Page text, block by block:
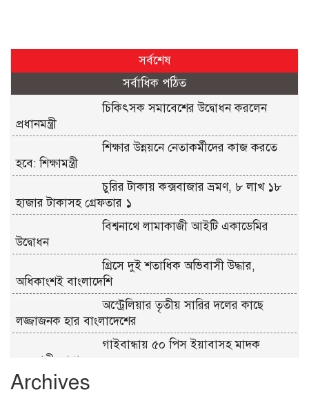
সর্বশেষ
সর্বাধিক পঠিত
চিকিৎসক সমাবেশের উদ্বোধন করলেন
প্রধানমন্ত্রী
শিক্ষার উন্নয়নে নেতাকর্মীদের কাজ করতে
হবে: শিক্ষামন্ত্রী
চুরির টাকায় কক্সবাজার ভ্রমণ, ৮ লাখ ১৮
হাজার টাকাসহ গ্রেফতার ১
বিশ্বনাথে লামাকাজী আইটি একাডেমির
উদ্বোধন
গ্রিসে দুই শতাধিক অভিবাসী উদ্ধার,
অধিকাংশই বাংলাদেশি
অস্ট্রেলিয়ার তৃতীয় সারির দলের কাছে
লজ্জাজনক হার বাংলাদেশের
গাইবান্ধায় ৫০ পিস ইয়াবাসহ মাদক
ব্যবসায়ী গ্রেপ্তার
Archives